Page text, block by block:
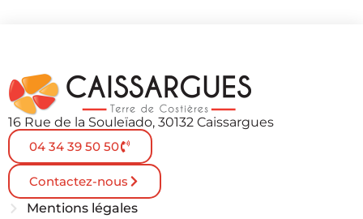
16 Rue de la Souleïado, 30132 Caissargues
04 34 39 50 50
Contactez-nous
Mentions légales